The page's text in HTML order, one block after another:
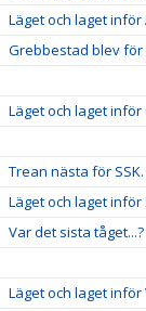
Läget och laget inför
Grebbestad blev för
Läget och laget
Trean nästa för SSK.
Läget och laget inför
Var det sista tåget...?
Läget och laget inför